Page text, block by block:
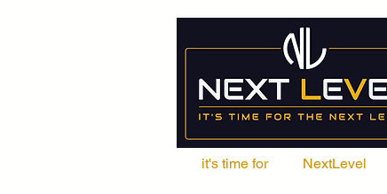
it's time for NextLevel